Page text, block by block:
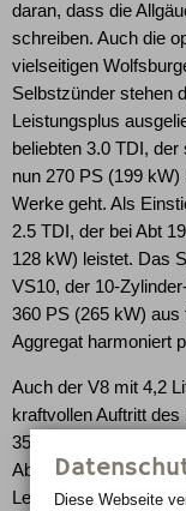
daran, dass die
schreiben. Auch die
vielseitigen
Selbstzünder stehen
Leistungsplus
beliebten 3.0 TDI,
nun 270 PS (199
Werke geht. Als
2.5 TDI, der bei Abt
128 kW) leistet. Das
VS10, der 10-
360 PS (265 kW)
Aggregat harmoniert
Auch der V8 mit 4,2
kraftvollen Auftritt
350 PS (257 kW)
Abt VS8-R mächtigen
Leistungspotential
Diese Webseite